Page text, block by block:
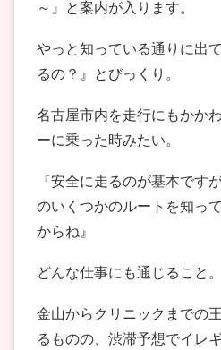
～』と案内が入ります。
やっと知っている通りに出
るの？』とびっくり。
名古屋市内を走行にもかか
ーに乗った時みたい。
『安全に走るのが基本です
のいくつかのルートを知っ
からね』
どんな仕事にも通じること。
金山からクリニックまでの
るものの、渋滞予想でイレ